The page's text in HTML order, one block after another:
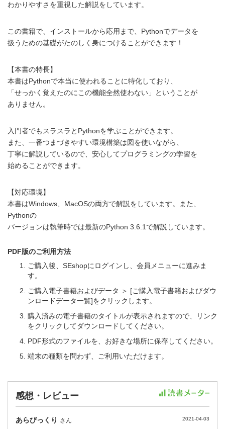
わかりやすさを重視した解説をしています。
この書籍で、インストールから応用まで、Pythonでデータを
扱うための基礎がたのしく身につけることができます！
【本書の特長】
本書はPythonで本当に使われることに特化しており、
「せっかく覚えたのにこの機能全然使わない」ということが
ありません。
入門者でもスラスラとPythonを学ぶことができます。
また、一番つまづきやすい環境構築は図を使いながら、
丁寧に解説しているので、安心してプログラミングの学習を
始めることができます。
【対応環境】
本書はWindows、MacOSの両方で解説をしています。また、
Pythonの
バージョンは執筆時では最新のPython 3.6.1で解説しています。
PDF版のご利用方法
ご購入後、SEshopにログインし、会員メニューに進みま
す。
ご購入電子書籍およびデータ ＞ [ご購入電子書籍およびダウ
ンロードデータ一覧]をクリックします。
購入済みの電子書籍のタイトルが表示されますので、リンク
をクリックしてダウンロードしてください。
PDF形式のファイルを、お好きな場所に保存してください。
端末の種類を問わず、ご利用いただけます。
感想・レビュー
あらびっくり さん 2021-04-03